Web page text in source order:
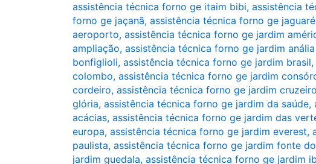
assistência técnica forno ge itaim bibi, assistência
forno ge jaçanã, assistência técnica forno ge jaguaré
aeroporto, assistência técnica forno ge jardim
ampliação, assistência técnica forno ge jardim
bonfiglioli, assistência técnica forno ge jardim brasil,
colombo, assistência técnica forno ge jardim
cordeiro, assistência técnica forno ge jardim cruzeiro
glória, assistência técnica forno ge jardim da saúde,
acácias, assistência técnica forno ge jardim das
europa, assistência técnica forno ge jardim everest,
paulista, assistência técnica forno ge jardim fonte
jardim guedala, assistência técnica forno ge jardim